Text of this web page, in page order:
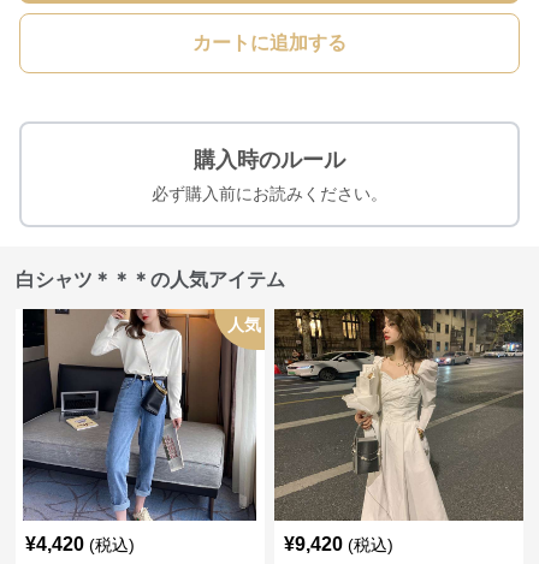
カートに追加する
購入時のルール
必ず購入前にお読みください。
白シャツ＊＊＊の人気アイテム
人気
¥4,420 (税込) ¥9,420 (税込)